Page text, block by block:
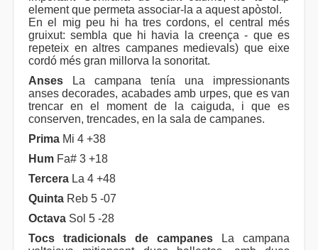
element que permeta associar-la a aquest apòstol.
En el mig peu hi ha tres cordons, el central més
gruixut: sembla que hi havia la creença - que es
repeteix en altres campanes medievals) que eixe
cordó més gran millorva la sonoritat.
Anses La campana tenía una impressionants
anses decorades, acabades amb urpes, que es van
trencar en el moment de la caiguda, i que es
conserven, trencades, en la sala de campanes.
Prima Mi 4 +38
Hum Fa# 3 +18
Tercera La 4 +48
Quinta Reb 5 -07
Octava Sol 5 -28
Tocs tradicionals de campanes La campana